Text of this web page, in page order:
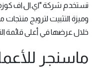
وميزة التثبيت لترويج
خلال عرضها في أعلى قائمة